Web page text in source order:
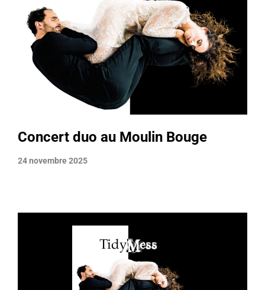
Concert duo au Moulin Bouge
24 novembre 2025